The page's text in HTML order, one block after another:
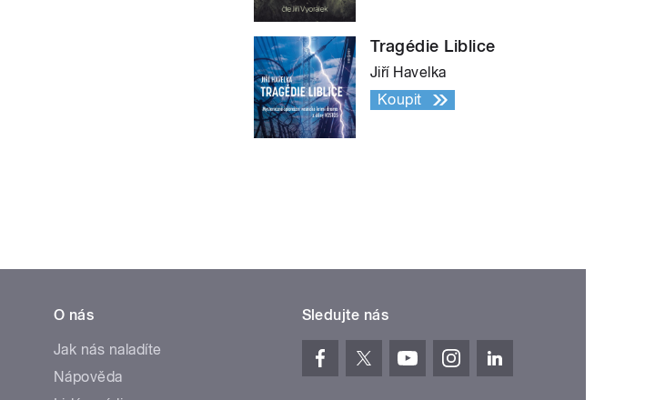
Tragédie Liblice
Jiří Havelka
Koupit
O nás
Jak nás naladíte
Nápověda
Sledujte nás